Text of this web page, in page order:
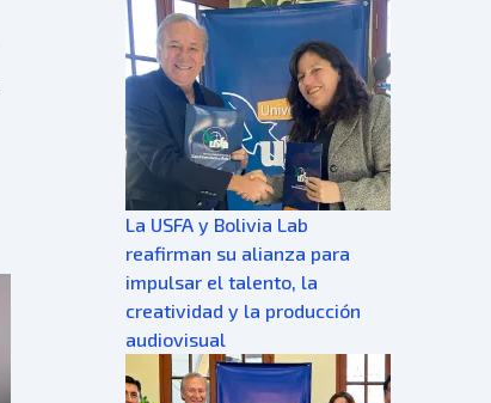
La USFA y Bolivia Lab
reafirman su alianza para
impulsar el talento, la
creatividad y la producción
audiovisual